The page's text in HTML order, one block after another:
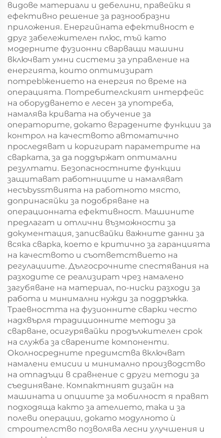
видове материали и дебелини, правейки я
ефективно решение за разнообразни
приложения. Енергийната ефективност е
друг забележителен плюс, тъй като
модерните фузионни сварващи машини
включват умни системи за управление на
енергията, които оптимизират
потреblжението на енергия по време на
операцията. Потребителският интерфейс
на оборудването е лесен за употреба,
намалява кривата на обучение за
операторите, докато вградените функции за
контрол на качеството автоматично
проследяват и коригират параметрите на
сварката, за да поддържат оптимални
резултати. Безопасностните функции
защитават работниците и намаляват
несъbyssтвията на работното място,
допринасяйки за подобряване на
операционната ефективност. Машините
предлагат и отлични възможности за
документация, записвайки важните данни за
всяка сварка, което е критично за гаранцията
на качеството и съответствието на
регулациите. Дългосрочните спестявания на
разходите се реализират чрез намалено
загубяване на материал, по-ниски разходи за
работа и минимални нужди за поддръжка.
Траевността на фузионните сварки често
надхвърля традиционните методи за
сварване, осигурявайки продължителен срок
на служба за сварените компоненти.
Околносредните предимства включват
намалени емисии и минимално производство
на отпадъци в сравнение с други методи за
съединяване. Компактният дизайн на
машината и опциите за мобилност я правят
подходяща както за ателието, така и за
полеви операции, докато модулното ѝ
строителство позволява лесни улучшения и